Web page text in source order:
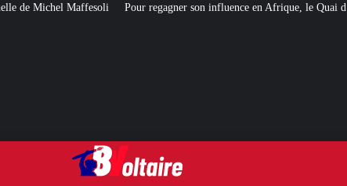
Pour regagner son influence en Afrique, le Quai d’Orsay a choisi… Instagram